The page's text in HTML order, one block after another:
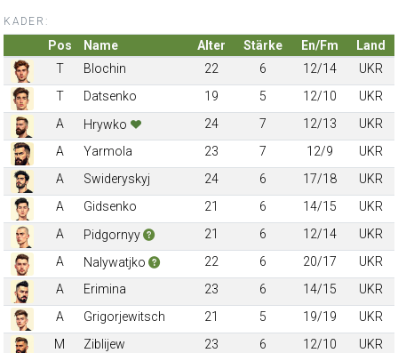
KADER:
Pos Name Alter Stärke En/Fm
Land
T
Blochin 22 6 12/14
UKR
T
Datsenko 19 5 12/10
UKR
A
Hrywko 24 7 12/13
UKR
A
Yarmola 23 7 12/9
UKR
A
Swideryskyj 24 6 17/18
UKR
A
Gidsenko 21 6 14/15
UKR
A
Pidgornyy 21 6 12/14
UKR
A
Nalywatjko 22 6 20/17
UKR
A
Erimina 23 6 14/15
UKR
A
Grigorjewitsch 21 5 19/19
UKR
M
Ziblijew 23 6 12/10
UKR